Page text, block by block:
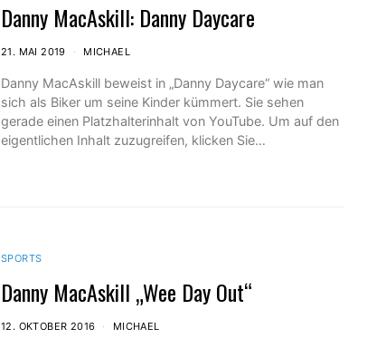
Danny MacAskill: Danny Daycare
21. MAI 2019 MICHAEL
Danny MacAskill beweist in „Danny Daycare“ wie man
sich als Biker um seine Kinder kümmert. Sie sehen
gerade einen Platzhalterinhalt von YouTube. Um auf den
eigentlichen Inhalt zuzugreifen, klicken Sie…
SPORTS
Danny MacAskill „Wee Day Out“
12. OKTOBER 2016 MICHAEL